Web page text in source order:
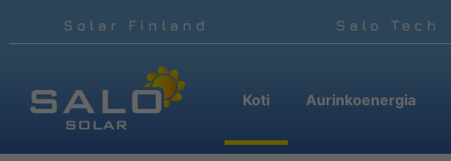
Solar Finland Salo Tech
Koti Aurinkoenergia